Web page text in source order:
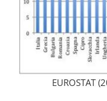
EUROSTAT